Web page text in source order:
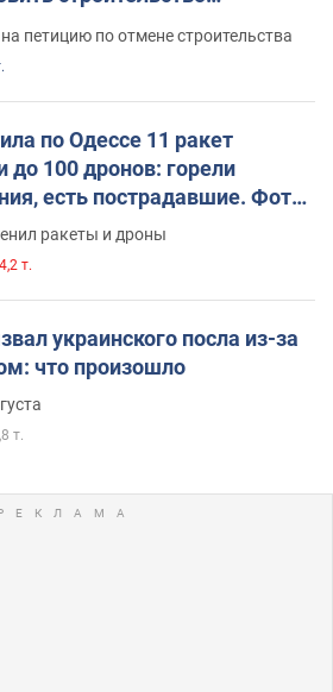
петицию по отмене строительства
по Одессе 11 ракет
до 100 дронов: горели
есть пострадавшие. Фото
ракеты и дроны
т.
украинского посла из-за
что произошло
т.